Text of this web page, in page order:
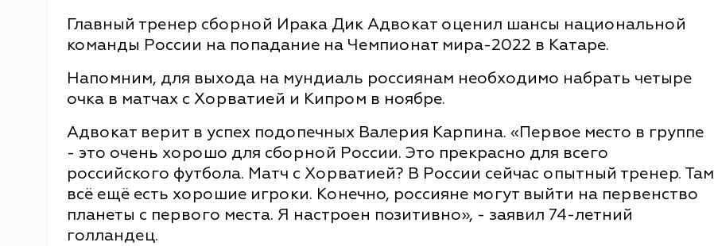
Главный тренер сборной Ирака Дик Адвокат оценил шансы национальной
команды России на попадание на Чемпионат мира-2022 в Катаре.
Напомним, для выхода на мундиаль россиянам необходимо набрать четыре
очка в матчах с Хорватией и Кипром в ноябре.
Адвокат верит в успех подопечных Валерия Карпина. «Первое место в группе
- это очень хорошо для сборной России. Это прекрасно для всего
российского футбола. Матч с Хорватией? В России сейчас опытный тренер. Там
всё ещё есть хорошие игроки. Конечно, россияне могут выйти на первенство
планеты с первого места. Я настроен позитивно», - заявил 74-летний
голландец.